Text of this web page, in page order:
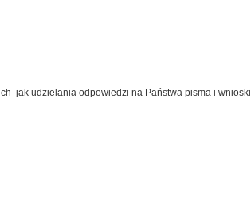
jak udzielania odpowiedzi na Państwa pisma i wnioski